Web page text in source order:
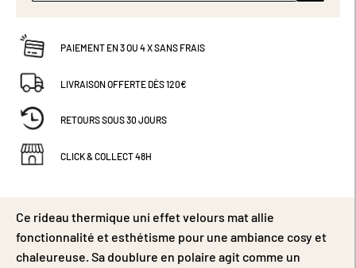
PAIEMENT EN 3 OU 4 X SANS FRAIS
LIVRAISON OFFERTE DÈS 120€
RETOURS SOUS 30 JOURS
CLICK & COLLECT 48H
Ce rideau thermique uni effet velours mat allie
fonctionnalité et esthétisme pour une ambiance cosy et
chaleureuse. Sa doublure en polaire agit comme un